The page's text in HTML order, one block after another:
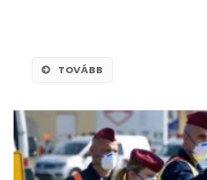
TOVÁBB